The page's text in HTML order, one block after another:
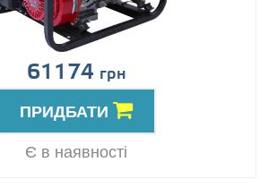
61174 грн
ПРИДБАТИ
Є в наявності